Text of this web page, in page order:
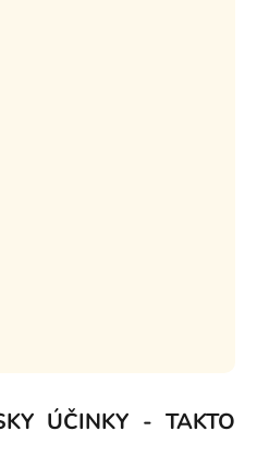
ÚČINKY - TAKTO